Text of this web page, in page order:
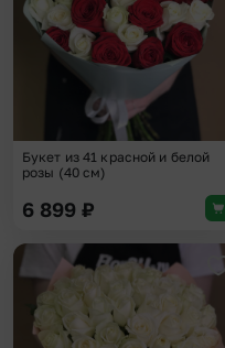
Букет из 41 красной и белой
розы (40 см)
6 899 ₽